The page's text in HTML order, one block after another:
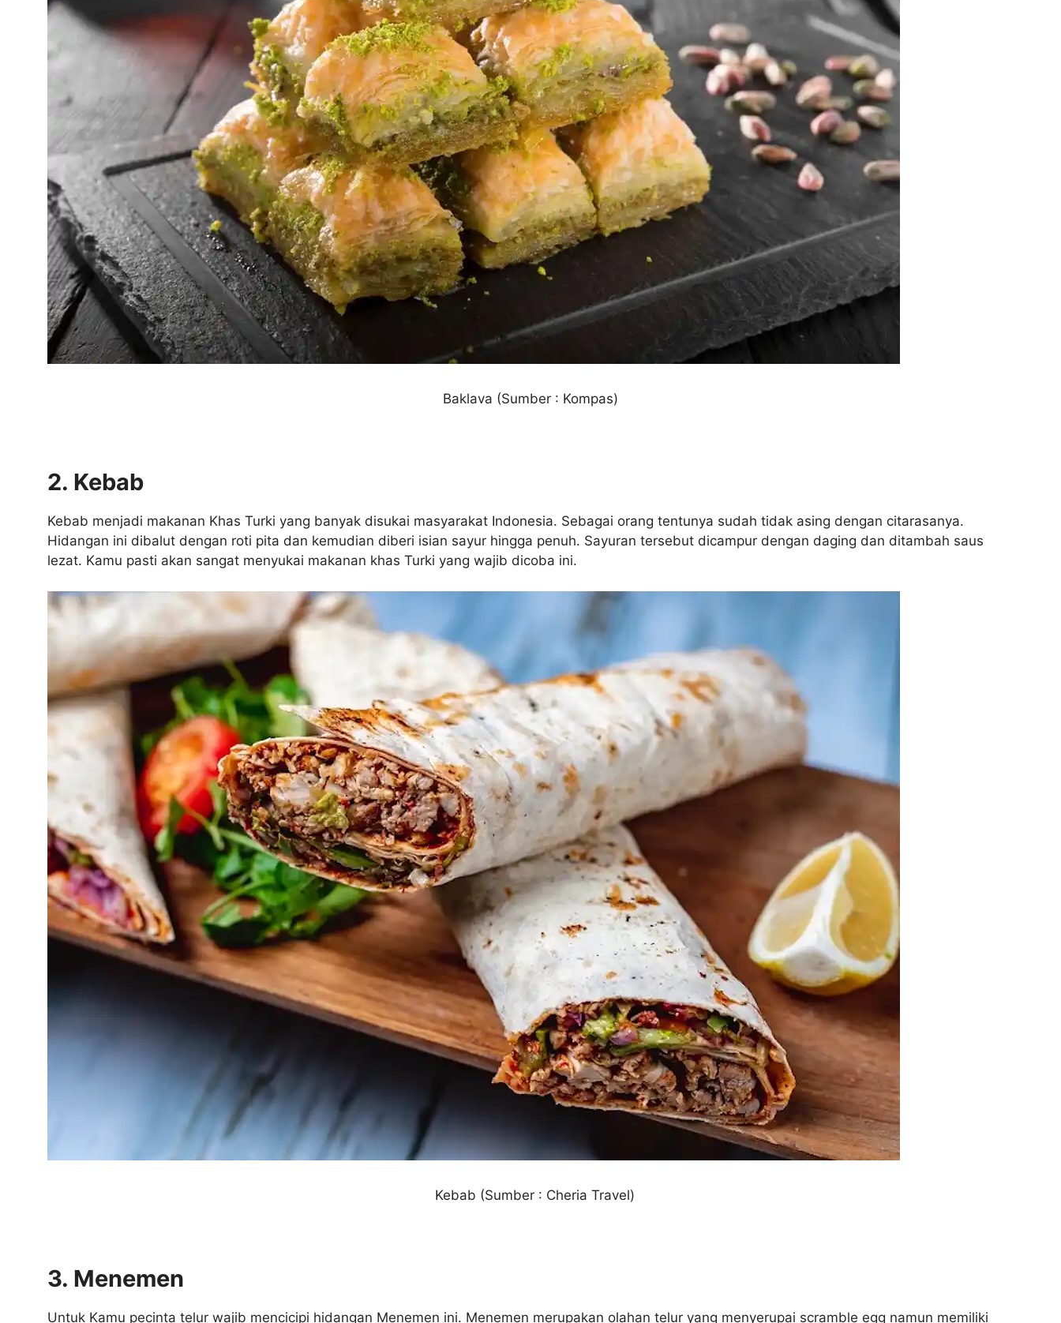
Baklava (Sumber : Kompas)
2. Kebab
Kebab menjadi makanan Khas Turki yang banyak disukai masyarakat Indonesia. Sebagai orang tentunya sudah tidak asing dengan citarasanya.
Hidangan ini dibalut dengan roti pita dan kemudian diberi isian sayur hingga penuh. Sayuran tersebut dicampur dengan daging dan ditambah saus
lezat. Kamu pasti akan sangat menyukai makanan khas Turki yang wajib dicoba ini.
Kebab (Sumber : Cheria Travel)
3. Menemen
Untuk Kamu pecinta telur wajib mencicipi hidangan Menemen ini. Menemen merupakan olahan telur yang menyerupai scramble egg namun memiliki